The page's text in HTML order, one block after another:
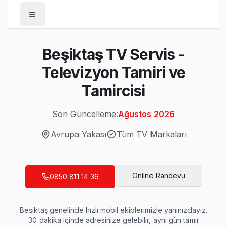
Beşiktaş
Ağustos 2026
Beşiktaş'da Mahalle Mahalle TV Servis
Abbasağa TV Servis
Abbasağa adresinize gelen teknik ekibimiz Beşiktaş
Akatlar TV Servis
Beşiktaş TV Servis -
Televizyon Tamiri ve
Tamircisi
Son Güncelleme:Ağustos 2026
Avrupa Yakası
Tüm TV Markaları
0850 811 14 36 Online Randevu
Beşiktaş genelinde hızlı mobil ekiplerimizle yanınızdayız.
30 dakika içinde adresinize gelebilir, aynı gün tamir